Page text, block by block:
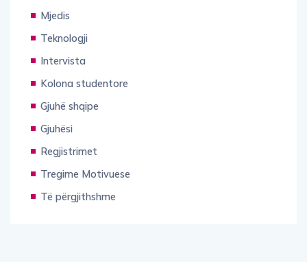
Mjedis
Teknologji
Intervista
Kolona studentore
Gjuhë shqipe
Gjuhësi
Regjistrimet
Tregime Motivuese
Të përgjithshme